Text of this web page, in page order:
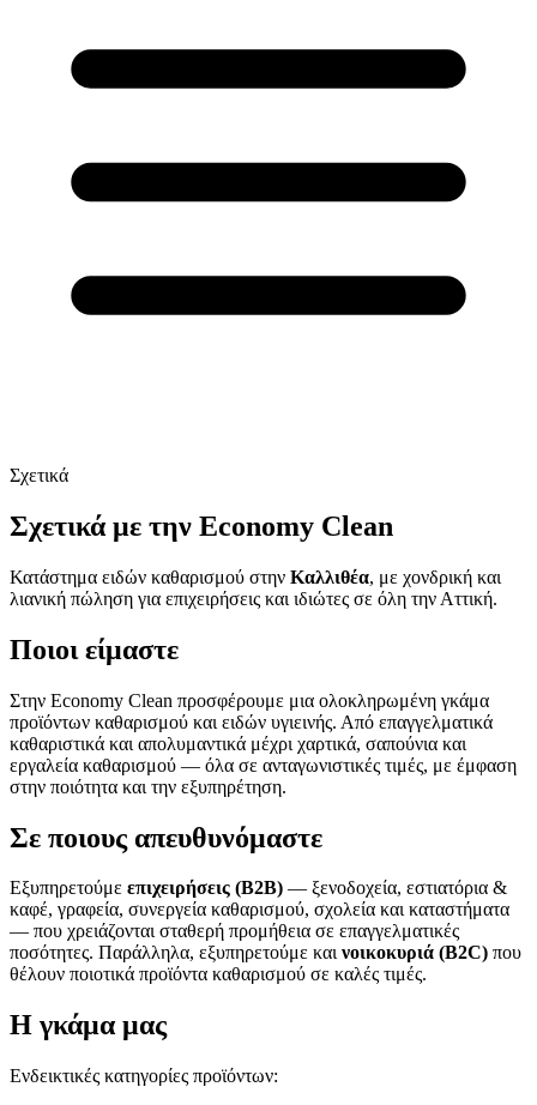
Σχετικά
Σχετικά με την Economy Clean
Κατάστημα ειδών καθαρισμού στην Καλλιθέα, με χονδρική και
λιανική πώληση για επιχειρήσεις και ιδιώτες σε όλη την Αττική.
Ποιοι είμαστε
Στην Economy Clean προσφέρουμε μια ολοκληρωμένη γκάμα
προϊόντων καθαρισμού και ειδών υγιεινής. Από επαγγελματικά
καθαριστικά και απολυμαντικά μέχρι χαρτικά, σαπούνια και
εργαλεία καθαρισμού — όλα σε ανταγωνιστικές τιμές, με έμφαση
στην ποιότητα και την εξυπηρέτηση.
Σε ποιους απευθυνόμαστε
Εξυπηρετούμε επιχειρήσεις (B2B) — ξενοδοχεία, εστιατόρια &
καφέ, γραφεία, συνεργεία καθαρισμού, σχολεία και καταστήματα
— που χρειάζονται σταθερή προμήθεια σε επαγγελματικές
ποσότητες. Παράλληλα, εξυπηρετούμε καινοικοκυριά (B2C) που
θέλουν ποιοτικά προϊόντα καθαρισμού σε καλές τιμές.
Η γκάμα μας
Ενδεικτικές κατηγορίες προϊόντων: